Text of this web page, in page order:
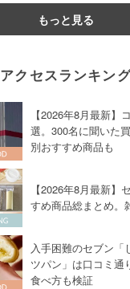
もっと見る
アクセスランキン
【2026年8月最新】
選。300名に聞いた
別おすすめ商品も
【2026年8月最新】
すめ商品総まとめ。
入手困難のセブン「
ツパン」は口コミ通
食べ方も検証